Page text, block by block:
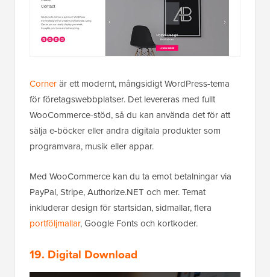
Cornerär ett modernt, mångsidigt WordPress-tema
för företagswebbplatser. Det levereras med fullt
WooCommerce-stöd, så du kan använda det för att
sälja e-böcker eller andra digitala produkter som
programvara, musik eller appar.
Med WooCommerce kan du ta emot betalningar via
PayPal, Stripe, Authorize.NET och mer. Temat
inkluderar design för startsidan, sidmallar, flera
portföljmallar, Google Fonts och kortkoder.
19. Digital Download